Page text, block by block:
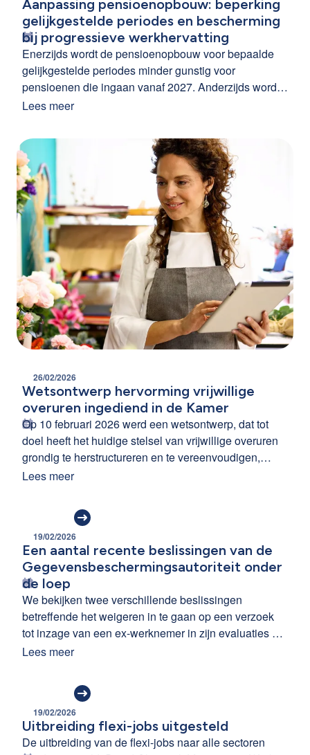
Aanpassing pensioenopbouw: beperking
gelijkgestelde periodes en bescherming
bij progressieve werkhervatting
Enerzijds wordt de pensioenopbouw voor bepaalde
gelijkgestelde periodes minder gunstig voor
pensioenen die ingaan vanaf 2027. Anderzijds wordt
een bijkomende pensioenbescherming ingevoerd
beroepsziekte het werk progressief hervatten.
Lees meer
26/02/2026
Wetsontwerp hervorming vrijwillige
overuren ingediend in de Kamer
Op 10 februari 2026 werd een wetsontwerp, dat tot
doel heeft het huidige stelsel van vrijwillige overuren
grondig te herstructureren en te vereenvoudigen,
ingediend in de Kamer. Hieronder vind je een
Lees meer
19/02/2026
Een aantal recente beslissingen van de
Gegevensbeschermingsautoriteit onder
de loep
We bekijken twee verschillende beslissingen
betreffende het weigeren in te gaan op een verzoek
tot inzage van een ex-werknemer in zijn evaluaties en
het gebruik van e-mailaccount en gsm-nummer na
benadrukken het belang van een correcte en tijdige
naleving van de AVG.
Lees meer
19/02/2026
Uitbreiding flexi-jobs uitgesteld
De uitbreiding van de flexi-jobs naar alle sectoren